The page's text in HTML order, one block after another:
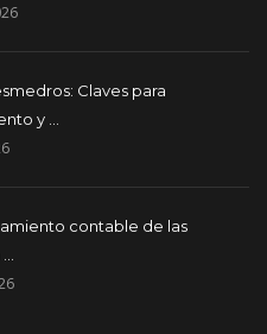
Claves para
y ...
contable de las